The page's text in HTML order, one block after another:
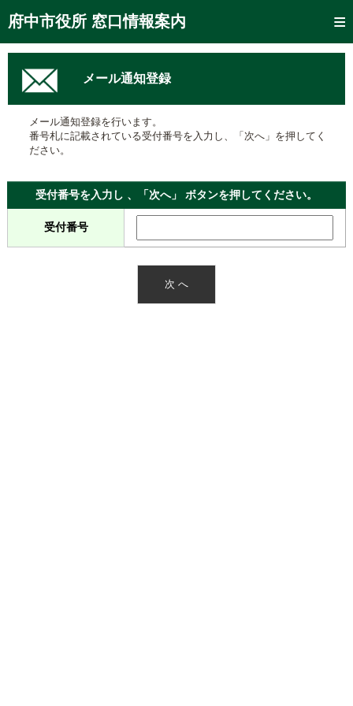
府中市役所 窓口情報案内
トップページ
窓口混雑状況
待ち状況確認
交付状況確認
メール通知登録
混雑予想カレンダー
メール通知登録
メール通知登録を行います。
番号札に記載されている受付番号を入力し、「次へ」を押してく
ださい。
受付番号を入力し 、「次へ」 ボタンを押してください。
受付番号